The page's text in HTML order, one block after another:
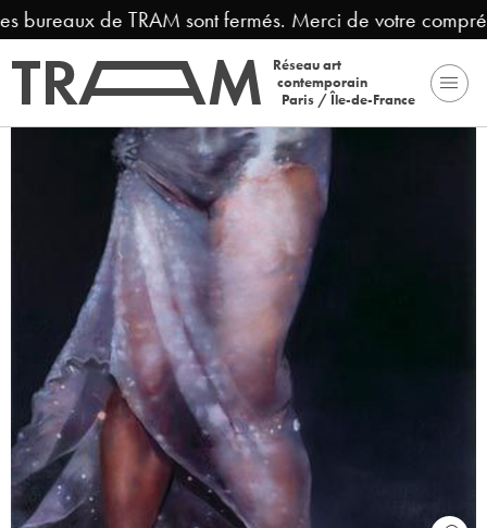
de TRAM sont fermés. Merci de votre
Réseau art
contemporain
Paris / Île-de-France